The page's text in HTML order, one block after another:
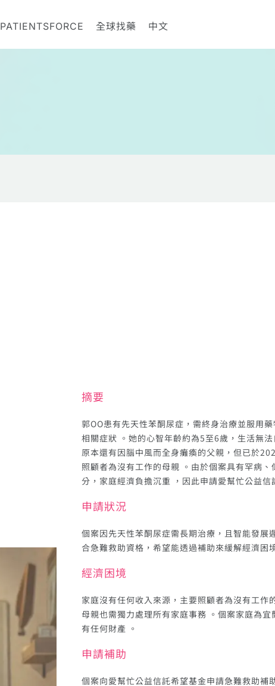
PATIENTSFORCE 全球找藥 中文
摘要
郭OO患有先天性苯酮尿症，需終身治療並服用
相關症狀 。她的心智年齡約為5至6歲，生活無
原本還有因腦中風而全身癱瘓的父親，但已於
照顧者為沒有工作的母親 。由於個案具有罕病
分，家庭經濟負擔沉重 ，因此申請愛幫忙公益
申請狀況
個案因先天性苯酮尿症需長期治療，且智能發展
合急難救助資格，希望能透過補助來緩解經濟困
經濟困境
家庭沒有任何收入來源，主要照顧者為沒有工作
母親也需獨力處理所有家庭事務 。個案家庭為
有任何財產 。
申請補助
個案向愛幫忙公益信託希望基金申請急難救助補